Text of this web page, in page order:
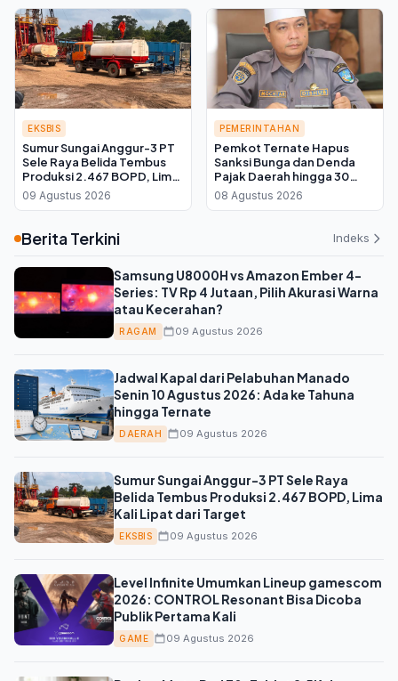
EKSBIS
Sumur Sungai Anggur-3 PT
Sele Raya Belida Tembus
Produksi 2.467 BOPD, Lima
Kali Lipat dari Target
09 Agustus 2026
PEMERINTAHAN
Pemkot Ternate Hapus
Sanksi Bunga dan Denda
Pajak Daerah hingga 30
September 2026, Cukup
Bayar Pokok
08 Agustus 2026
Berita Terkini Indeks
Samsung U8000H vs Amazon Ember 4-
Series: TV Rp 4 Jutaan, Pilih Akurasi Warna
atau Kecerahan?
RAGAM 09 Agustus 2026
Jadwal Kapal dari Pelabuhan Manado
Senin 10 Agustus 2026: Ada ke Tahuna
hingga Ternate
DAERAH 09 Agustus 2026
Sumur Sungai Anggur-3 PT Sele Raya
Belida Tembus Produksi 2.467 BOPD, Lima
Kali Lipat dari Target
EKSBIS 09 Agustus 2026
Level Infinite Umumkan Lineup gamescom
2026: CONTROL Resonant Bisa Dicoba
Publik Pertama Kali
GAME 09 Agustus 2026